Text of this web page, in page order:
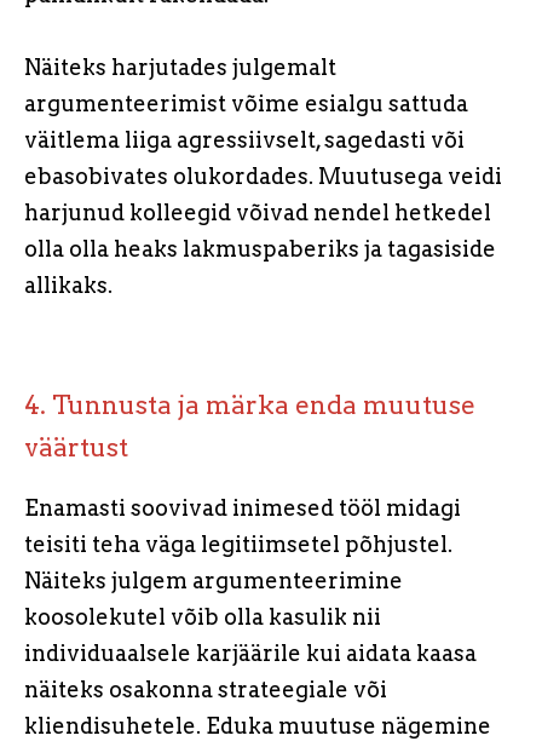
Näiteks harjutades julgemalt
argumenteerimist võime esialgu sattuda
väitlema liiga agressiivselt, sagedasti või
ebasobivates olukordades. Muutusega veidi
harjunud kolleegid võivad nendel hetkedel
olla olla heaks lakmuspaberiks ja tagasiside
allikaks.
4. Tunnusta ja märka enda muutuse
väärtust
Enamasti soovivad inimesed tööl midagi
teisiti teha väga legitiimsetel põhjustel.
Näiteks julgem argumenteerimine
koosolekutel võib olla kasulik nii
individuaalsele karjäärile kui aidata kaasa
näiteks osakonna strateegiale või
kliendisuhetele. Eduka muutuse nägemine